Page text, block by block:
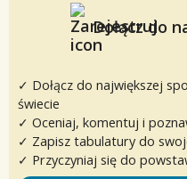
Dołącz do
✓ Dołącz do największej
świecie
✓ Oceniaj, komentuj i
✓ Zapisz tabulatury do
✓ Przyczyniaj się do